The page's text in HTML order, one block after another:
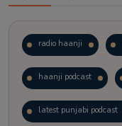
radio haanji
haanji podcast
latest punjabi podcast